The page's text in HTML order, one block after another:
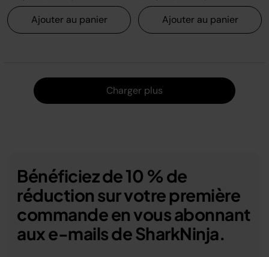
Ajouter au panier Ajouter au panier
Charger plus
Bénéficiez de 10 % de
réduction sur votre première
commande en vous abonnant
aux e-mails de SharkNinja.